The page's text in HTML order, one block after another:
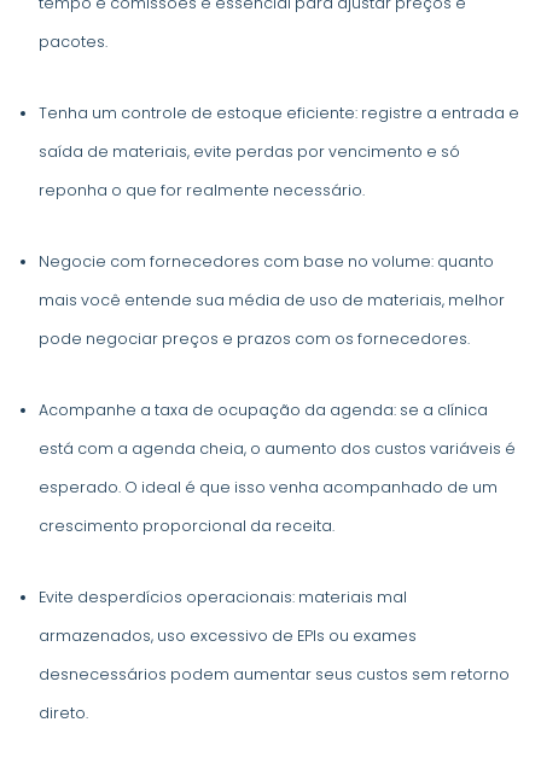
pacotes.
Tenha um controle de estoque eficiente: registre a entrada e
saída de materiais, evite perdas por vencimento e só
reponha o que for realmente necessário.
Negocie com fornecedores com base no volume: quanto
mais você entende sua média de uso de materiais, melhor
pode negociar preços e prazos com os fornecedores.
Acompanhe a taxa de ocupação da agenda: se a clínica
está com a agenda cheia, o aumento dos custos variáveis é
esperado. O ideal é que isso venha acompanhado de um
crescimento proporcional da receita.
Evite desperdícios operacionais: materiais mal
armazenados, uso excessivo de EPIs ou exames
desnecessários podem aumentar seus custos sem retorno
direto.